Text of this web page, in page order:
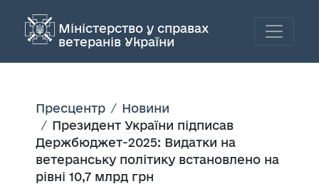
Міністерство у справах
ветеранів України
Пресцентр
Новини
Президент України підписав
Держбюджет-2025: Видатки на
ветеранську політику встановлено на
рівні 10,7 млрд грн